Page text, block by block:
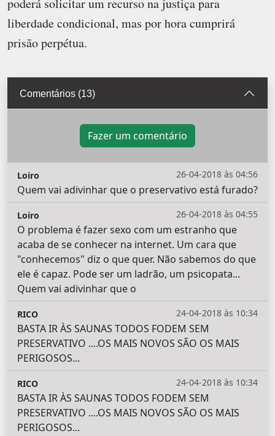
poderá solicitar um recurso na justiça para
liberdade condicional, mas por hora cumprirá
prisão perpétua.
Comentários (13)
Fazer um comentário
26-04-2018 às 04:56
Loiro
Quem vai adivinhar que o preservativo está furado?
26-04-2018 às 04:55
Loiro
O problema é fazer sexo com um estranho que
acaba de se conhecer na internet. Um cara que
"conhecemos" diz o que quer. Não sabemos do que
ele é capaz. Pode ser um ladrão, um psicopata...
Quem vai adivinhar que o
24-04-2018 às 10:34
RICO
BASTA IR ÀS SAUNAS TODOS FODEM SEM
PRESERVATIVO ....OS MAIS NOVOS SÃO OS MAIS
PERIGOSOS...
24-04-2018 às 10:34
RICO
BASTA IR ÀS SAUNAS TODOS FODEM SEM
PRESERVATIVO ....OS MAIS NOVOS SÃO OS MAIS
PERIGOSOS...